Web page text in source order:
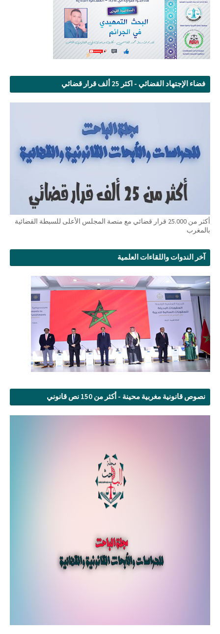
فضاء الإجتهاد القضائي - اكثر 25 ألف قرار قضائي
أكثر من 25.000 قرار قضائي مع منصة المجلس الأعلى للسبطة القضائية
بالمغرب
آخر الندوات واللقاءات العلمية
نصوص قانونية مغربية محينة - أكثر من 150 نص قانوني